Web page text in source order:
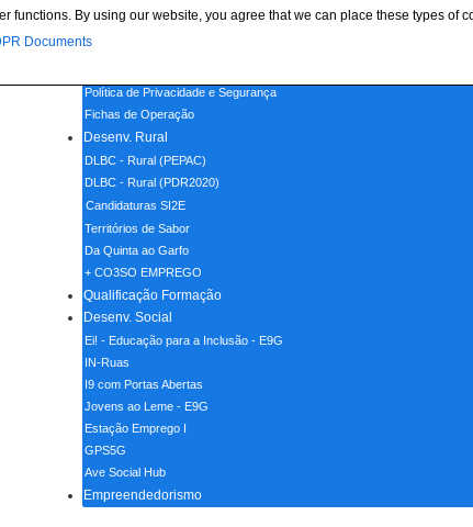
Home
Política de Privacidade e Segurança
Fichas de Operação
Desenv. Rural
DLBC - Rural (PEPAC)
DLBC - Rural (PDR2020)
Candidaturas SI2E
Territórios de Sabor
Da Quinta ao Garfo
+ CO3SO EMPREGO
Qualificação Formação
Desenv. Social
Ei! - Educação para a Inclusão - E9G
IN-Ruas
I9 com Portas Abertas
Jovens ao Leme - E9G
Estação Emprego I
GPS5G
Ave Social Hub
Empreendedorismo
By using our website, you agree that we can place these types of
Documents